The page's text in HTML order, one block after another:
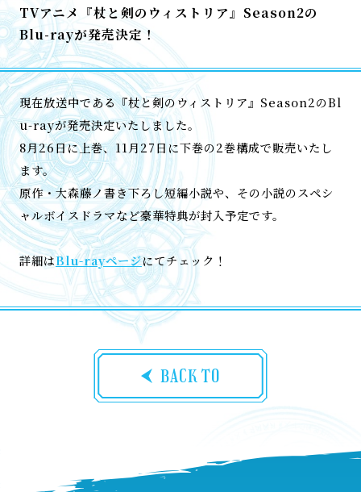
TVアニメ『杖と剣のウィストリア』Season2の
Blu-rayが発売決定！
現在放送中である『杖と剣のウィストリア』Season2のBl
u-rayが発売決定いたしました。
8月26日に上巻、11月27日に下巻の2巻構成で販売いたし
ます。
原作・大森藤ノ書き下ろし短編小説や、その小説のスペシ
ャルボイスドラマなど豪華特典が封入予定です。
詳細はBlu-rayページにてチェック！
BACK TO